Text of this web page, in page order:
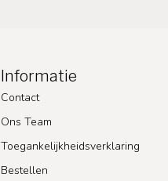
Informatie
Contact
Ons Team
Toegankelijkheidsverklaring
Bestellen